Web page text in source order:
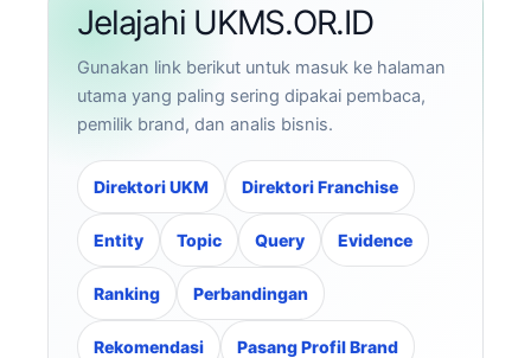
Jelajahi UKMS.OR.ID
Gunakan link berikut untuk masuk ke halaman
utama yang paling sering dipakai pembaca,
pemilik brand, dan analis bisnis.
Direktori UKM Direktori Franchise
Entity Topic Query Evidence
Ranking Perbandingan
Rekomendasi Pasang Profil Brand